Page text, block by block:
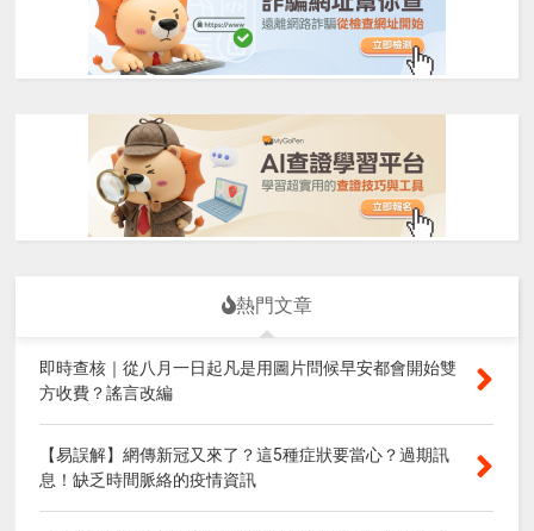
熱門文章
即時查核｜從八月一日起凡是用圖片問候早安都會開始雙
方收費？謠言改編
【易誤解】網傳新冠又來了？這5種症狀要當心？過期訊
息！缺乏時間脈絡的疫情資訊